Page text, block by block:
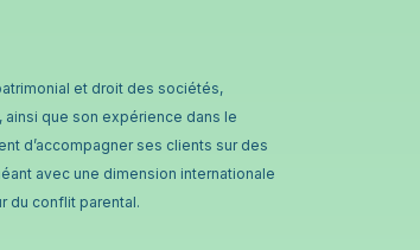
et droit des sociétés,
que son expérience dans le
d’accompagner ses clients sur des
avec une dimension internationale
du conflit parental.